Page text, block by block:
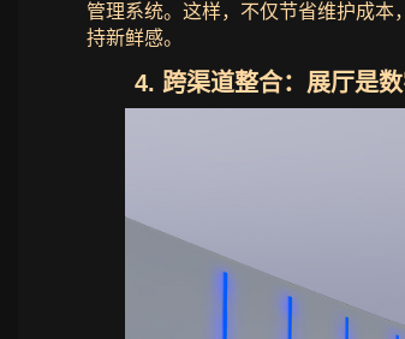
管理系统。这样，不仅节省维护成
持新鲜感。
4. 跨渠道整合：展厅是